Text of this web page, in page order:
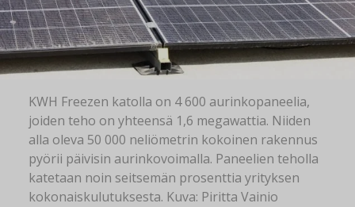
KWH Freezen katolla on 4 600 aurinkopaneelia,
joiden teho on yhteensä 1,6 megawattia. Niiden
alla oleva 50 000 neliömetrin kokoinen rakennus
pyörii päivisin aurinkovoimalla. Paneelien teholla
katetaan noin seitsemän prosenttia yrityksen
kokonaiskulutuksesta. Kuva: Piritta Vainio